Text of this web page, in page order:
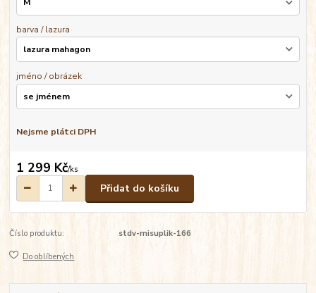
barva / lazura
jméno / obrázek
Nejsme plátci DPH
1 299 Kč/ks
Přidat do košíku
Číslo produktu: stdv-misuplik-166
Do oblíbených